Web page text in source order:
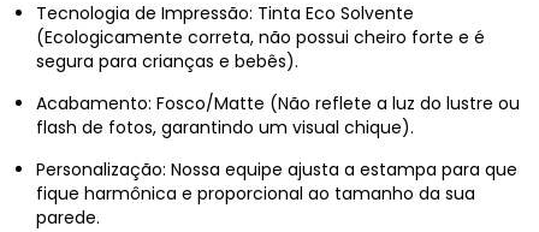
Tecnologia de Impressão: Tinta Eco Solvente
(Ecologicamente correta, não possui cheiro forte e é
segura para crianças e bebês).
Acabamento: Fosco/Matte (Não reflete a luz do lustre ou
flash de fotos, garantindo um visual chique).
Personalização: Nossa equipe ajusta a estampa para que
fique harmônica e proporcional ao tamanho da sua
parede.